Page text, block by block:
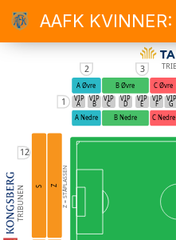
AAFK
TRIBUNEN
1
2 3
12
Z = STÅPLASSEN
A Øvre
A Nedre
B Øvre
B Nedre
C Øvre
C Nedre
S Z
VIP
A
VIP
B
VIP
C
VIP
D
VIP
E
VIP
F
VIP
G